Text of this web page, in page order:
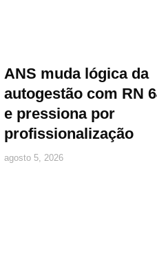
ANS muda lógica da
autogestão com RN
e pressiona por
profissionalização
agosto 5, 2026